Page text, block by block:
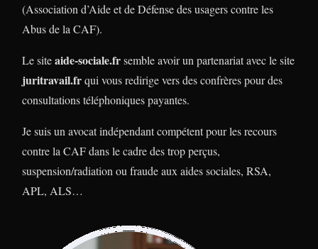
(Association d’Aide et de Défense des usagers contre les
Abus de la CAF).
Le siteaide-sociale.frsemble avoir un partenariat avec le site
juritravail.frqui vous redirige vers des confrères pour des
consultations téléphoniques payantes.
Je suis un avocat indépendant compétent pour les recours
contre la CAF dans le cadre des trop perçus,
suspension/radiation ou fraude aux aides sociales, RSA,
APL, ALS…